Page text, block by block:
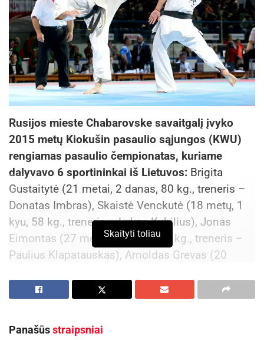
Rusijos mieste Chabarovske savaitgalį įvyko
2015 metų Kiokušin pasaulio sąjungos (KWU)
rengiamas pasaulio čempionatas, kuriame
dalyvavo 6 sportininkai iš Lietuvos: Brigita
Gustaitytė (21 metai, 2 danas, 80 kg., treneris –
Donatas Imbras), Skaistė Venckutė (18 metų, 1
kyu, 58 kg., treneris – Lukas Kubilius), Jonas
Eimontas (27 metai, 2 danas, 64 kg., treneris –
Paulius Klapatauskas), Arnoldas Grevas (20
Varkala), Andrius Miseckas (32 metai, 2 danas,
Skaityti toliau
Panašūsstraipsniai